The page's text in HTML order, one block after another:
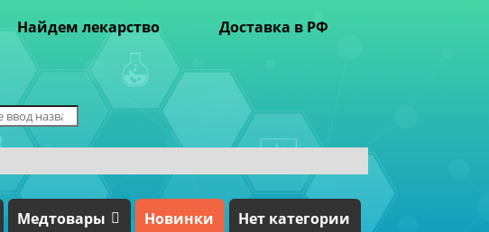
Найдем лекарство Доставка в РФ
Медтовары Новинки Нет категории